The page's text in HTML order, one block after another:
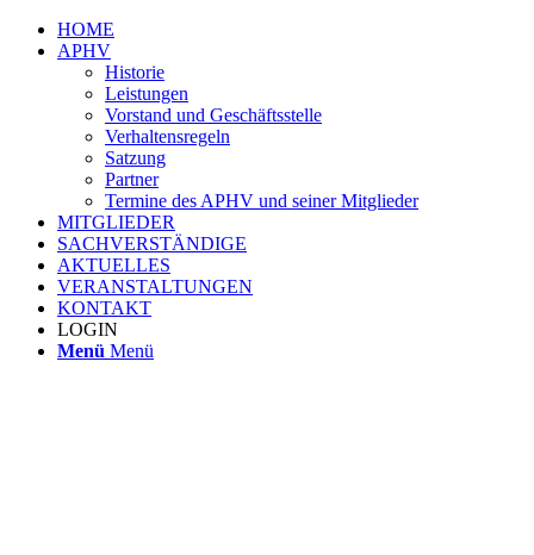
HOME
APHV
Historie
Leistungen
Vorstand und Geschäftsstelle
Verhaltensregeln
Satzung
Partner
Termine des APHV und seiner Mitglieder
MITGLIEDER
SACHVERSTÄNDIGE
AKTUELLES
VERANSTALTUNGEN
KONTAKT
LOGIN
Menü Menü